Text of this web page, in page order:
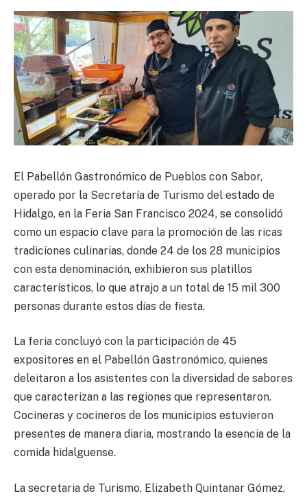
El Pabellón Gastronómico de Pueblos con Sabor,
operado por la Secretaría de Turismo del estado de
Hidalgo, en la Feria San Francisco 2024, se consolidó
como un espacio clave para la promoción de las ricas
tradiciones culinarias, donde 24 de los 28 municipios
con esta denominación, exhibieron sus platillos
característicos, lo que atrajo a un total de 15 mil 300
personas durante estos días de fiesta.
La feria concluyó con la participación de 45
expositores en el Pabellón Gastronómico, quienes
deleitaron a los asistentes con la diversidad de sabores
que caracterizan a las regiones que representaron.
Cocineras y cocineros de los municipios estuvieron
presentes de manera diaria, mostrando la esencia de la
comida hidalguense.
La secretaria de Turismo, Elizabeth Quintanar Gómez,